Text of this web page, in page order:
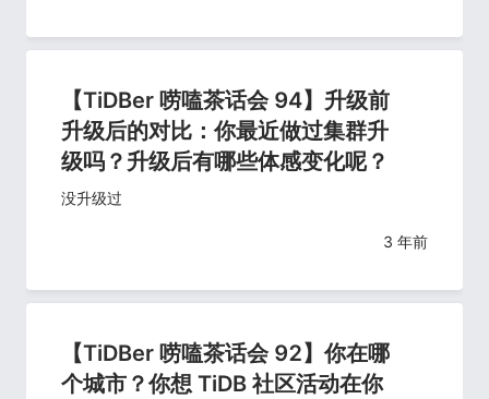
【TiDBer 唠嗑茶话会 94】升级前
升级后的对比：你最近做过集群升
级吗？升级后有哪些体感变化呢？
没升级过
3 年前
【TiDBer 唠嗑茶话会 92】你在哪
个城市？你想 TiDB 社区活动在你